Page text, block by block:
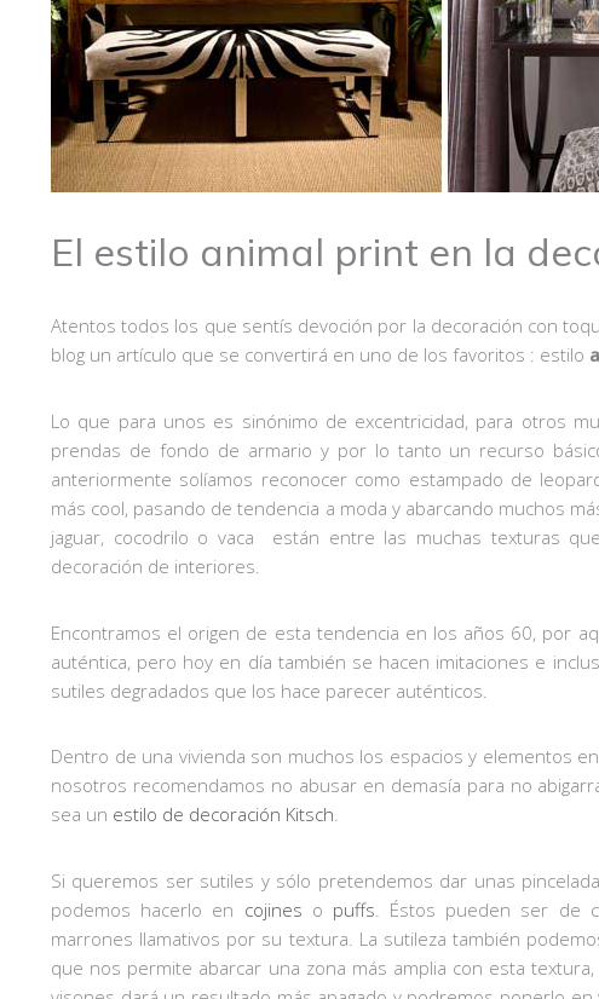
El estilo animal print en la
Atentos todos los que sentís devoción por la decoración con
blog un artículo que se convertirá en uno de los favoritos : estilo
Lo que para unos es sinónimo de excentricidad, para otros
prendas de fondo de armario y por lo tanto un recurso
anteriormente solíamos reconocer como estampado de
más cool, pasando de tendencia a moda y abarcando muchos
jaguar, cocodrilo o vaca están entre las muchas texturas
decoración de interiores.
Encontramos el origen de esta tendencia en los años 60, por
auténtica, pero hoy en día también se hacen imitaciones e
sutiles degradados que los hace parecer auténticos.
Dentro de una vivienda son muchos los espacios y elementos
nosotros recomendamos no abusar en demasía para no
sea un estilo de decoración Kitsch.
Si queremos ser sutiles y sólo pretendemos dar unas
podemos hacerlo en cojines o puffs. Éstos pueden ser de
marrones llamativos por su textura. La sutileza también
que nos permite abarcar una zona más amplia con esta